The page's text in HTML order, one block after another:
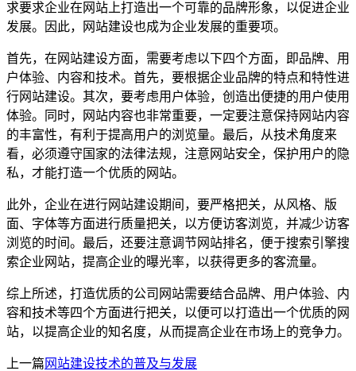
求要求企业在网站上打造出一个可靠的品牌形象，以促进企业
发展。因此，网站建设也成为企业发展的重要项。
首先，在网站建设方面，需要考虑以下四个方面，即品牌、用
户体验、内容和技术。首先，要根据企业品牌的特点和特性进
行网站建设。其次，要考虑用户体验，创造出便捷的用户使用
体验。同时，网站内容也非常重要，一定要注意保持网站内容
的丰富性，有利于提高用户的浏览量。最后，从技术角度来
看，必须遵守国家的法律法规，注意网站安全，保护用户的隐
私，才能打造一个优质的网站。
此外，企业在进行网站建设期间，要严格把关，从风格、版
面、字体等方面进行质量把关，以方便访客浏览，并减少访客
浏览的时间。最后，还要注意调节网站排名，便于搜索引擎搜
索企业网站，提高企业的曝光率，以获得更多的客流量。
综上所述，打造优质的公司网站需要结合品牌、用户体验、内
容和技术等四个方面进行把关，以便可以打造出一个优质的网
站，以提高企业的知名度，从而提高企业在市场上的竞争力。
上一篇 网站建设技术的普及与发展